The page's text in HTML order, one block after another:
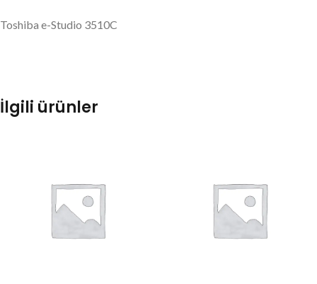
Toshiba e-Studio 3510C
İlgili ürünler